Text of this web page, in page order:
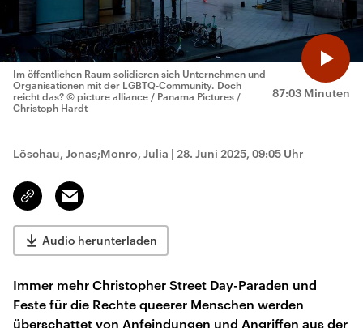
87:03 Minuten
Im öffentlichen Raum solidieren sich Unternehmen und
Organisationen mit der LGBTQ-Community. Doch
reicht das? © picture alliance / Panama Pictures /
Christoph Hardt
Löschau, Jonas;Monro, Julia | 28. Juni 2025, 09:05 Uhr
Link
kopieren/teilen
Email
Audio herunterladen
Immer mehr Christopher Street Day-Paraden und
Feste für die Rechte queerer Menschen werden
überschattet von Anfeindungen und Angriffen aus der